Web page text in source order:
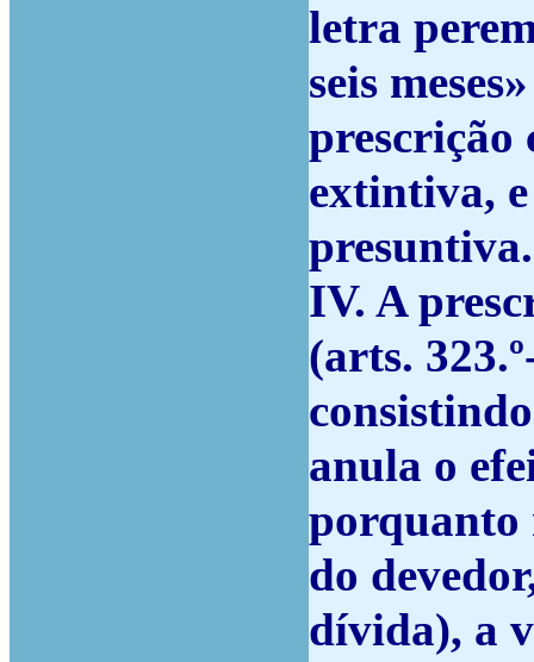
letra
seis
extintiva,
presuntiva.
IV. A
(arts.
anula o
porquanto
do
dívida), a